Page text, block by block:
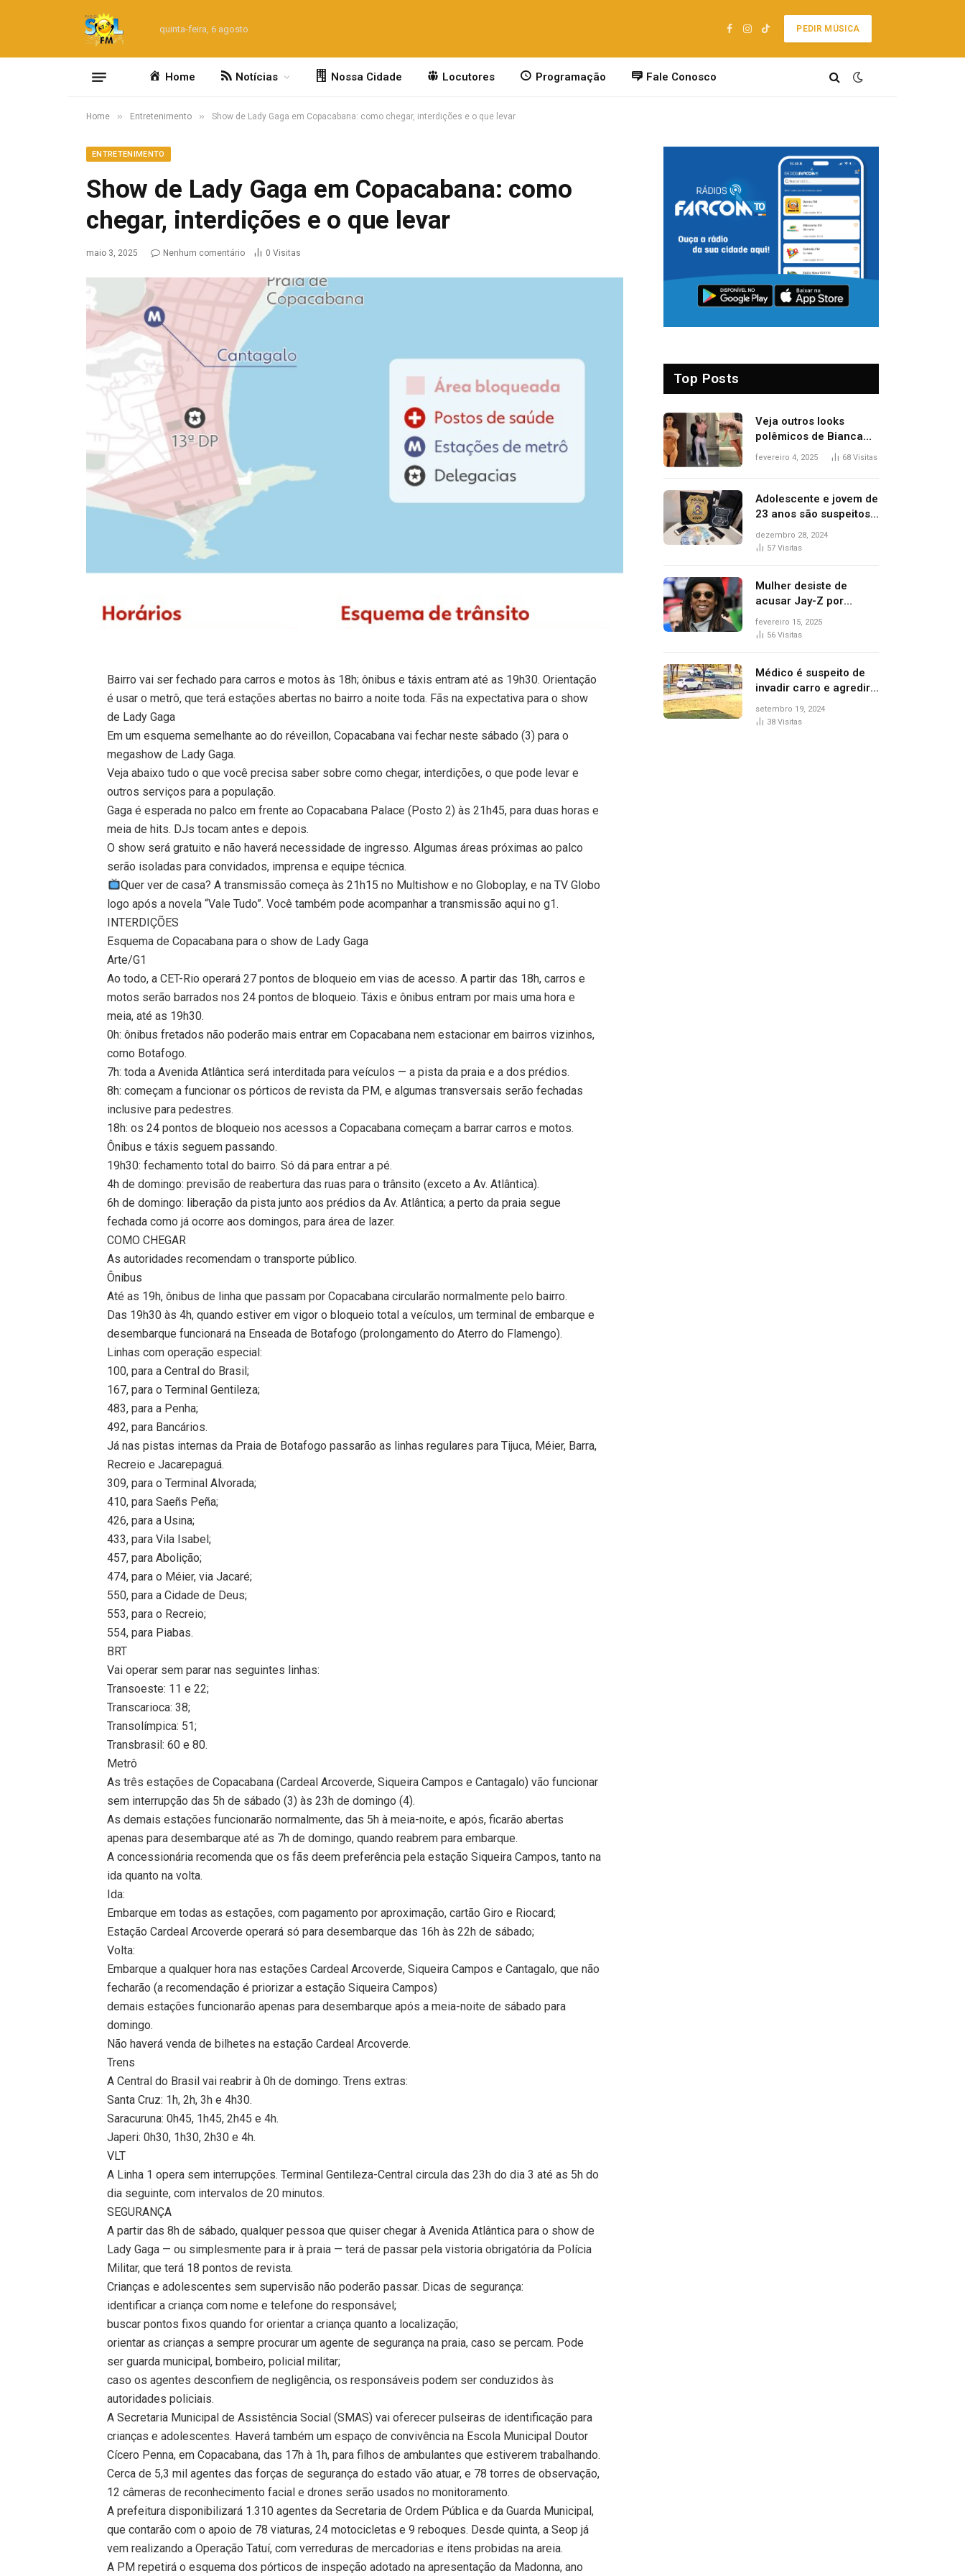
quinta-feira, 6 agosto
Facebook
Instagram
TikTok
PEDIR MÚSICA
Home Notícias Nossa Cidade Locutores Programação Fale Conosco
Home » Entretenimento » Show de Lady Gaga em Copacabana: como chegar, interdições e o que levar
ENTRETENIMENTO
Show de Lady Gaga em Copacabana: como
chegar, interdições e o que levar
maio 3, 2025 Nenhum comentário 0 Visitas
Bairro vai ser fechado para carros e motos às 18h; ônibus e táxis entram até as 19h30. Orientação
é usar o metrô, que terá estações abertas no bairro a noite toda. Fãs na expectativa para o show
de Lady Gaga
Em um esquema semelhante ao do réveillon, Copacabana vai fechar neste sábado (3) para o
megashow de Lady Gaga.
Veja abaixo tudo o que você precisa saber sobre como chegar, interdições, o que pode levar e
outros serviços para a população.
Gaga é esperada no palco em frente ao Copacabana Palace (Posto 2) às 21h45, para duas horas e
meia de hits. DJs tocam antes e depois.
O show será gratuito e não haverá necessidade de ingresso. Algumas áreas próximas ao palco
serão isoladas para convidados, imprensa e equipe técnica.
Quer ver de casa? A transmissão começa às 21h15 no Multishow e no Globoplay, e na TV Globo
logo após a novela “Vale Tudo”. Você também pode acompanhar a transmissão aqui no g1.
INTERDIÇÕES
Esquema de Copacabana para o show de Lady Gaga
Arte/G1
Ao todo, a CET-Rio operará 27 pontos de bloqueio em vias de acesso. A partir das 18h, carros e
motos serão barrados nos 24 pontos de bloqueio. Táxis e ônibus entram por mais uma hora e
meia, até as 19h30.
0h: ônibus fretados não poderão mais entrar em Copacabana nem estacionar em bairros vizinhos,
como Botafogo.
7h: toda a Avenida Atlântica será interditada para veículos — a pista da praia e a dos prédios.
8h: começam a funcionar os pórticos de revista da PM, e algumas transversais serão fechadas
inclusive para pedestres.
18h: os 24 pontos de bloqueio nos acessos a Copacabana começam a barrar carros e motos.
Ônibus e táxis seguem passando.
19h30: fechamento total do bairro. Só dá para entrar a pé.
4h de domingo: previsão de reabertura das ruas para o trânsito (exceto a Av. Atlântica).
6h de domingo: liberação da pista junto aos prédios da Av. Atlântica; a perto da praia segue
fechada como já ocorre aos domingos, para área de lazer.
COMO CHEGAR
As autoridades recomendam o transporte público.
Ônibus
Até as 19h, ônibus de linha que passam por Copacabana circularão normalmente pelo bairro.
Das 19h30 às 4h, quando estiver em vigor o bloqueio total a veículos, um terminal de embarque e
desembarque funcionará na Enseada de Botafogo (prolongamento do Aterro do Flamengo).
Linhas com operação especial:
100, para a Central do Brasil;
167, para o Terminal Gentileza;
483, para a Penha;
492, para Bancários.
Já nas pistas internas da Praia de Botafogo passarão as linhas regulares para Tijuca, Méier, Barra,
Recreio e Jacarepaguá.
309, para o Terminal Alvorada;
410, para Saeñs Peña;
426, para a Usina;
433, para Vila Isabel;
457, para Abolição;
474, para o Méier, via Jacaré;
550, para a Cidade de Deus;
553, para o Recreio;
554, para Piabas.
BRT
Vai operar sem parar nas seguintes linhas:
Transoeste: 11 e 22;
Transcarioca: 38;
Transolímpica: 51;
Transbrasil: 60 e 80.
Metrô
As três estações de Copacabana (Cardeal Arcoverde, Siqueira Campos e Cantagalo) vão funcionar
sem interrupção das 5h de sábado (3) às 23h de domingo (4).
As demais estações funcionarão normalmente, das 5h à meia-noite, e após, ficarão abertas
apenas para desembarque até as 7h de domingo, quando reabrem para embarque.
A concessionária recomenda que os fãs deem preferência pela estação Siqueira Campos, tanto na
ida quanto na volta.
Ida:
Embarque em todas as estações, com pagamento por aproximação, cartão Giro e Riocard;
Estação Cardeal Arcoverde operará só para desembarque das 16h às 22h de sábado;
Volta:
Embarque a qualquer hora nas estações Cardeal Arcoverde, Siqueira Campos e Cantagalo, que não
fecharão (a recomendação é priorizar a estação Siqueira Campos)
demais estações funcionarão apenas para desembarque após a meia-noite de sábado para
domingo.
Não haverá venda de bilhetes na estação Cardeal Arcoverde.
Trens
A Central do Brasil vai reabrir à 0h de domingo. Trens extras:
Santa Cruz: 1h, 2h, 3h e 4h30.
Saracuruna: 0h45, 1h45, 2h45 e 4h.
Japeri: 0h30, 1h30, 2h30 e 4h.
VLT
A Linha 1 opera sem interrupções. Terminal Gentileza-Central circula das 23h do dia 3 até as 5h do
dia seguinte, com intervalos de 20 minutos.
SEGURANÇA
A partir das 8h de sábado, qualquer pessoa que quiser chegar à Avenida Atlântica para o show de
Lady Gaga — ou simplesmente para ir à praia — terá de passar pela vistoria obrigatória da Polícia
Militar, que terá 18 pontos de revista.
Crianças e adolescentes sem supervisão não poderão passar. Dicas de segurança:
identificar a criança com nome e telefone do responsável;
buscar pontos fixos quando for orientar a criança quanto a localização;
orientar as crianças a sempre procurar um agente de segurança na praia, caso se percam. Pode
ser guarda municipal, bombeiro, policial militar;
caso os agentes desconfiem de negligência, os responsáveis podem ser conduzidos às
autoridades policiais.
A Secretaria Municipal de Assistência Social (SMAS) vai oferecer pulseiras de identificação para
crianças e adolescentes. Haverá também um espaço de convivência na Escola Municipal Doutor
Cícero Penna, em Copacabana, das 17h à 1h, para filhos de ambulantes que estiverem trabalhando.
Cerca de 5,3 mil agentes das forças de segurança do estado vão atuar, e 78 torres de observação,
12 câmeras de reconhecimento facial e drones serão usados no monitoramento.
A prefeitura disponibilizará 1.310 agentes da Secretaria de Ordem Pública e da Guarda Municipal,
que contarão com o apoio de 78 viaturas, 24 motocicletas e 9 reboques. Desde quinta, a Seop já
vem realizando a Operação Tatuí, com verreduras de mercadorias e itens probidas na areia.
A PM repetirá o esquema dos pórticos de inspeção adotado na apresentação da Madonna, ano
Top Posts
Veja outros looks
polêmicos de Bianca
Censori, esposa de
Grammy 2025
fevereiro 4, 2025 68 Visitas
Adolescente e jovem de
23 anos são suspeitos
de vender drogas
próximo de delegacia e
dezembro 28, 2024
57 Visitas
Mulher desiste de
acusar Jay-Z por
estupro, diz revista
fevereiro 15, 2025
56 Visitas
Médico é suspeito de
invadir carro e agredir
delegado aposentado
durante confusão no
setembro 19, 2024
38 Visitas